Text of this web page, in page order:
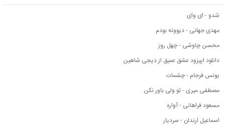
شدو - ای وای
مهدی جهانی - دیوونه بودم
محسن چاوشی - چهل روز
دانلود اپیزود عشق عمیق از دیجی شاهین
یونس فرجام - چشمات
مصطفی میری - تو ولی باور نکن
مسعود فراهانی - آواره
اسماعیل ارندان - سردیار